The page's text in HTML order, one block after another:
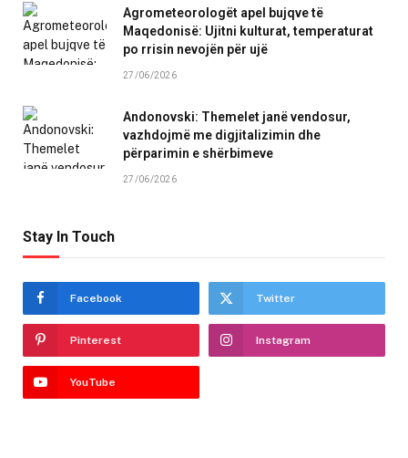
Agrometeorologët apel bujqve të
Maqedonisë: Ujitni kulturat, temperaturat
po rrisin nevojën për ujë
27/06/2026
Andonovski: Themelet janë vendosur,
vazhdojmë me digjitalizimin dhe
përparimin e shërbimeve
27/06/2026
Stay In Touch
Facebook Twitter
Pinterest Instagram
YouTube